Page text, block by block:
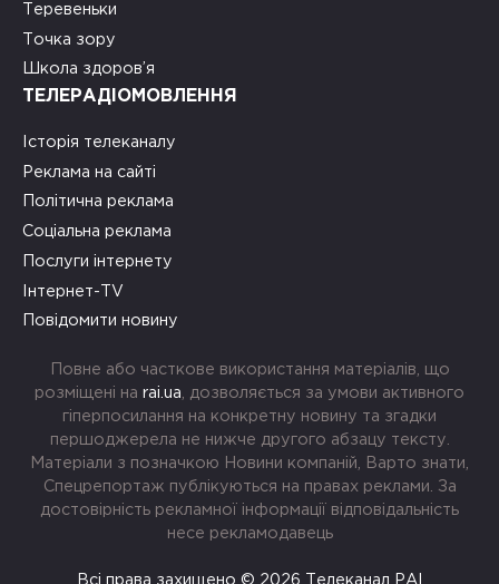
Теревеньки
Точка зору
Школа здоров’я
ТЕЛЕРАДІОМОВЛЕННЯ
Історія телеканалу
Реклама на сайті
Політична реклама
Соціальна реклама
Послуги інтернету
Інтернет-TV
Повідомити новину
Повне або часткове використання матеріалів, що
розміщені на rai.ua , дозволяється за умови активного
гіперпосилання на конкретну новину та згадки
першоджерела не нижче другого абзацу тексту.
Матеріали з позначкою Новини компаній, Варто знати,
Спецрепортаж публікуються на правах реклами. За
достовірність рекламної інформації відповідальність
несе рекламодавець
Всі права захищено © 2026 Телеканал РАІ